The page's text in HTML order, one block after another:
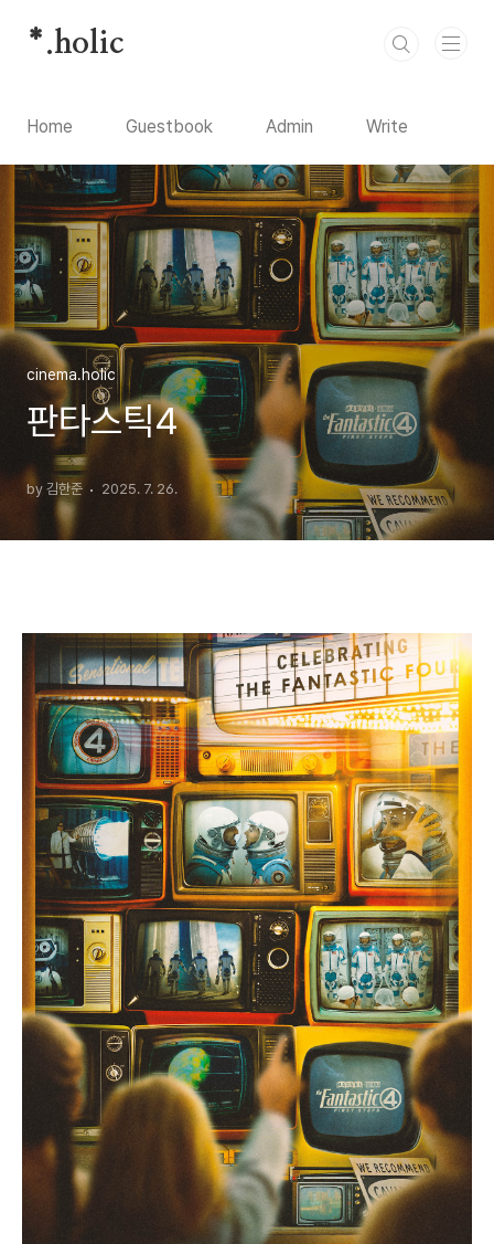
*.holic
Home Guestbook Admin Write
cinema.holic
판타스틱4
by 김한준 2025. 7. 26.